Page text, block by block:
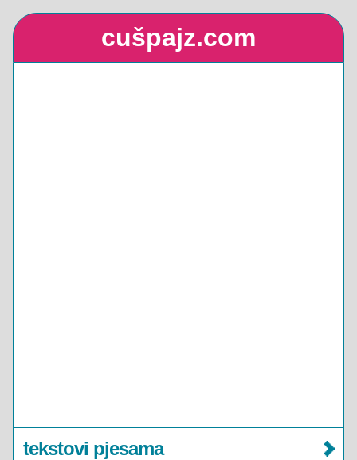
cušpajz.com
tekstovi pjesama